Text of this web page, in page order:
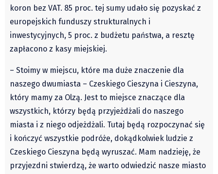
Multimedia
Obiektyw Głosu
Fotoreportaże
studio glos.live
Głos Brandysa
YouTube glos.live
Głos News
Mrózek i Maćkowiak
PODCAST "GŁOS MAMY"
STREFA PREMIUM
koron bez VAT. 85 proc. tej sumy udało się pozyskać z
europejskich funduszy strukturalnych i
inwestycyjnych, 5 proc. z budżetu państwa, a resztę
zapłacono z kasy miejskiej.
– Stoimy w miejscu, które ma duże znaczenie dla
naszego dwumiasta – Czeskiego Cieszyna i Cieszyna,
który mamy za Olzą. Jest to miejsce znaczące dla
wszystkich, którzy będą przyjeżdżali do naszego
miasta i z niego odjeżdżali. Tutaj będą rozpoczynać się
i kończyć wszystkie podróże, dokądkolwiek ludzie z
Czeskiego Cieszyna będą wyruszać. Mam nadzieję, że
przyjezdni stwierdzą, że warto odwiedzić nasze miasto